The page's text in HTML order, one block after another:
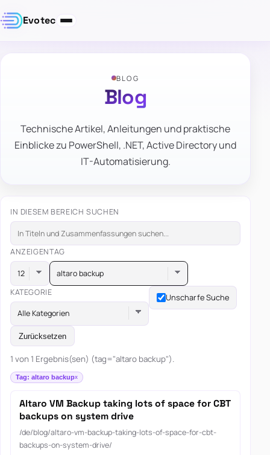
Evotec
BLOG
Blog
Technische Artikel, Anleitungen und praktische
Einblicke zu PowerShell, .NET, Active Directory und
IT-Automatisierung.
IN DIESEM BEREICH SUCHEN
ANZEIGENTAG
altaro backup
KATEGORIE
Alle Kategorien
Unscharfe Suche
Zurücksetzen
1 von 1 Ergebnis(sen) (tag="altaro backup").
Tag: altaro backup
Altaro VM Backup taking lots of space for CBT
backups on system drive
/de/blog/altaro-vm-backup-taking-lots-of-space-for-cbt-
backups-on-system-drive/